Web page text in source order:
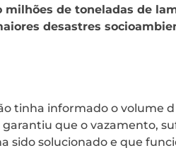
milhões de toneladas de
desastres
tinha informado o volume
que o vazamento,
sido solucionado e que